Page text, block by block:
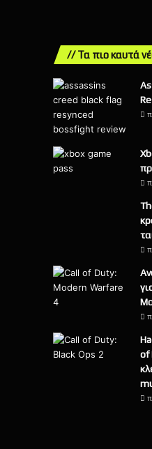
// Τα πιο καυτά
9
of